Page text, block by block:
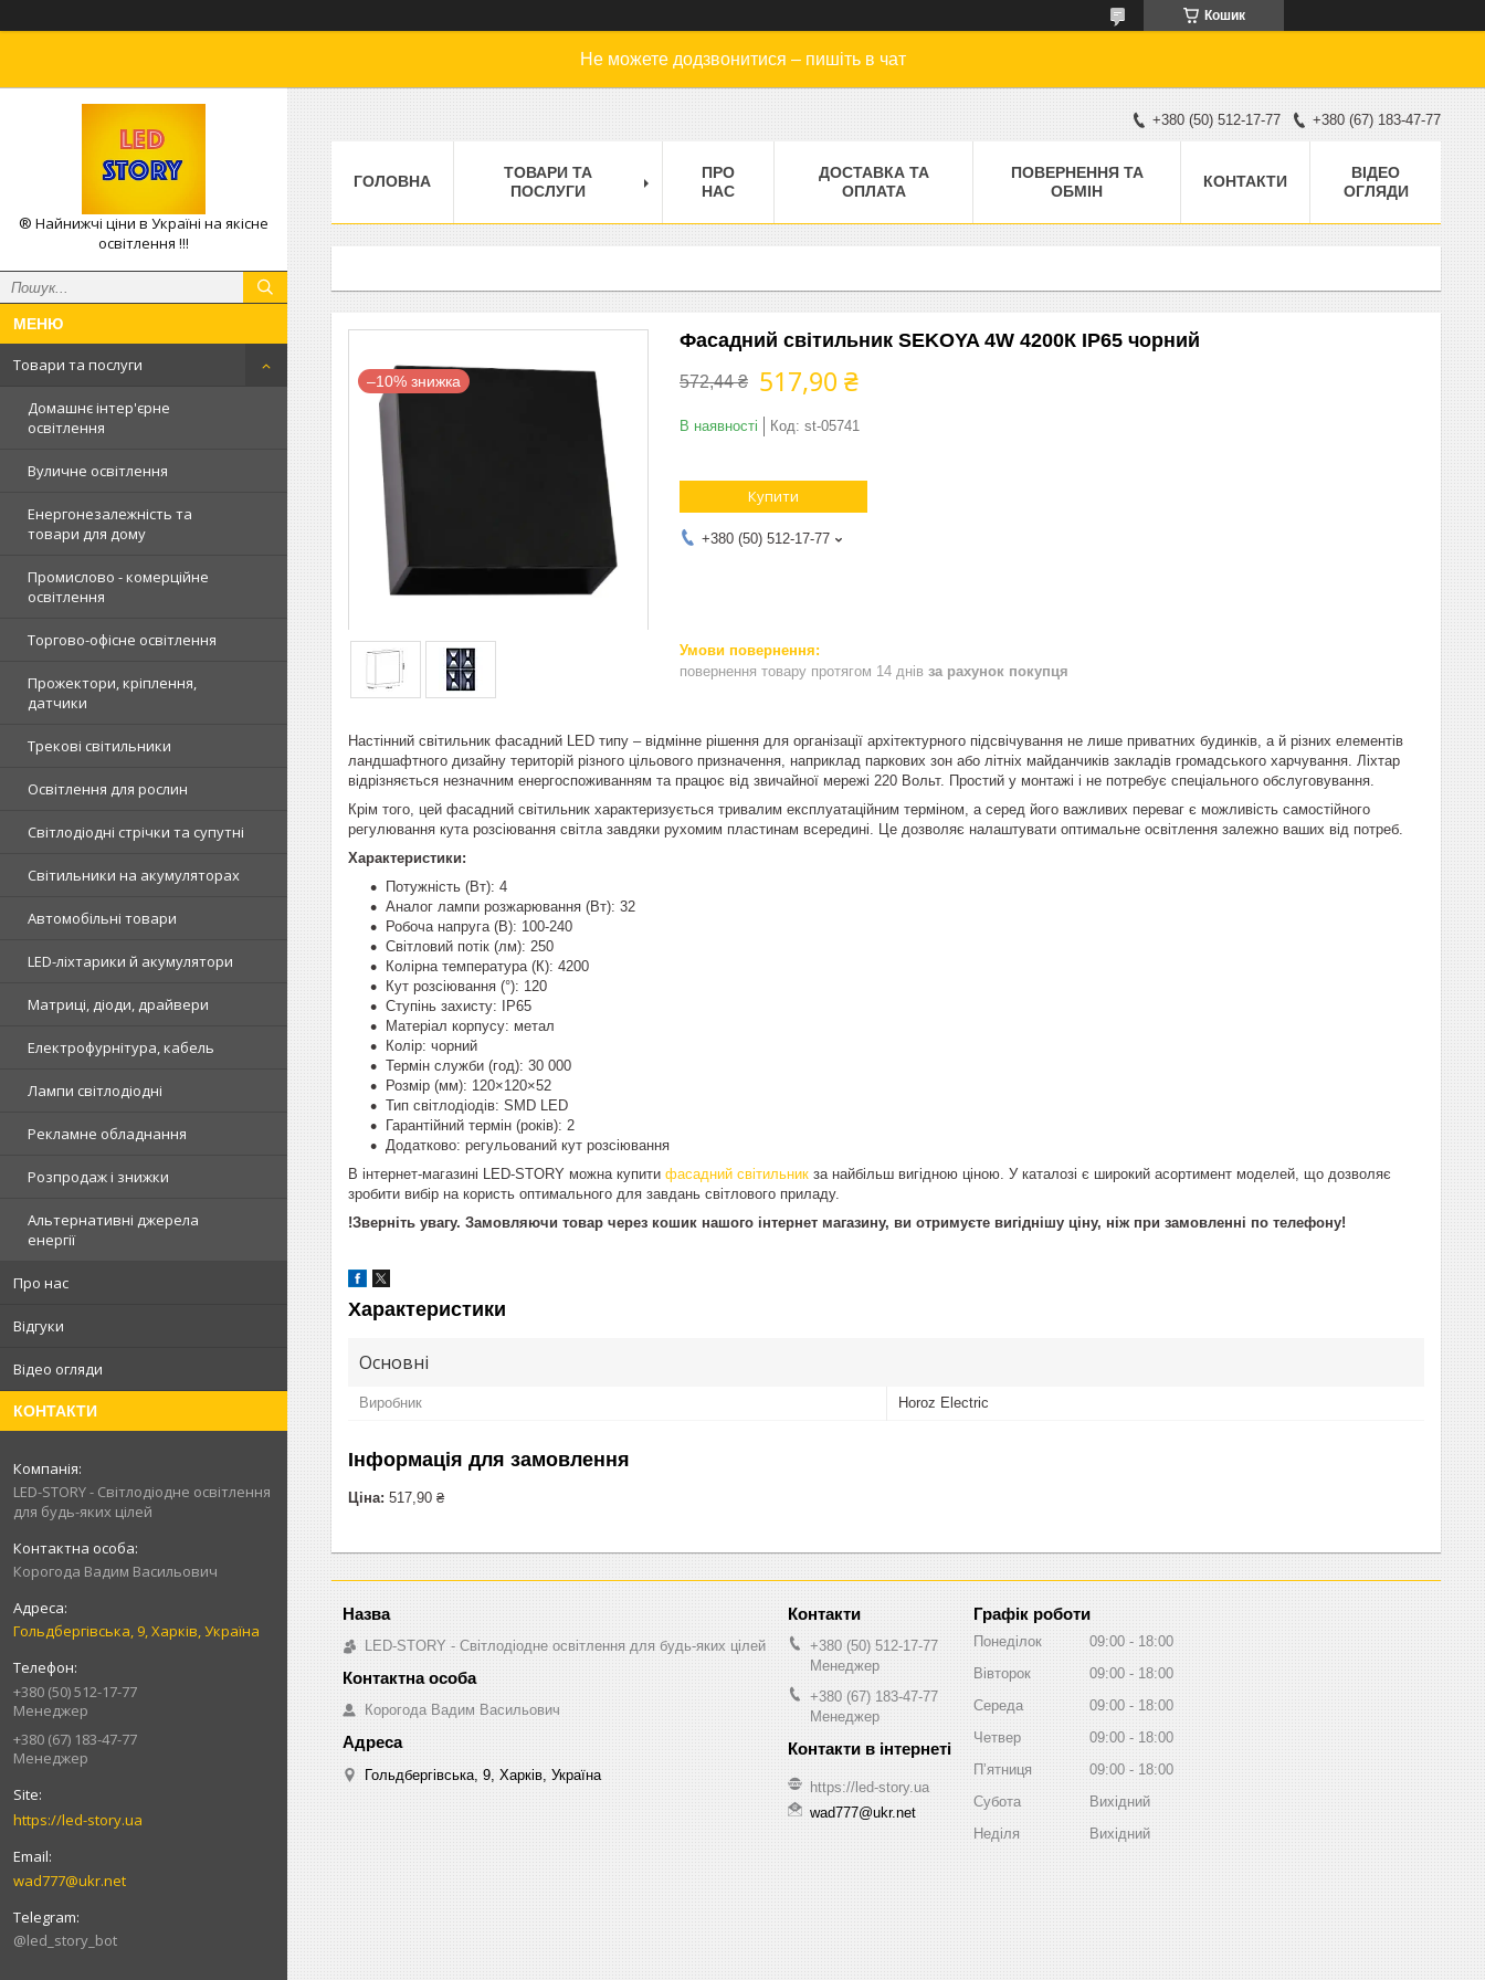
Кошик
Не можете додзвонитися – пишіть в чат
® Найнижчі ціни в Україні на якісне
освітлення !!!
Товари та послуги
Домашнє інтер'єрне
освітлення
Вуличне освітлення
Енергонезалежність та
товари для дому
Промислово - комерційне
освітлення
Торгово-офісне освітлення
Прожектори, кріплення,
датчики
Трекові світильники
Освітлення для рослин
Світлодіодні стрічки та супутні
Світильники на акумуляторах
Автомобільні товари
LED-ліхтарики й акумулятори
Матриці, діоди, драйвери
Електрофурнітура, кабель
Лампи світлодіодні
Рекламне обладнання
Розпродаж і знижки
Альтернативні джерела
енергії
Про нас
Відгуки
Відео огляди
КОНТАКТИ
LED-STORY - Світлодіодне освітлення
для будь-яких цілей
Корогода Вадим Васильович
Гольдбергівська, 9, Харків, Україна
+380 (50) 512-17-77
Менеджер
+380 (67) 183-47-77
Менеджер
https://led-story.ua
wad777@ukr.net
@led_story_bot
+380 (50) 512-17-77 +380 (67) 183-47-77
ГОЛОВНА
ТОВАРИ ТА
ПОСЛУГИ
ПРО
НАС
ДОСТАВКА ТА
ОПЛАТА
ПОВЕРНЕННЯ ТА
ОБМІН
КОНТАКТИ
ВІДЕО
ОГЛЯДИ
–10%
Фасадний світильник SEKOYA 4W 4200К IP65 чорний
572,44 ₴ 517,90 ₴
В наявності Код: st-05741
Купити
+380 (50) 512-17-77
повернення товару протягом 14 днів за рахунок покупця
Настінний світильник фасадний LED типу – відмінне рішення для організації архітектурного підсвічування не лише приватних будинків, а й різних елементів
ландшафтного дизайну територій різного цільового призначення, наприклад паркових зон або літніх майданчиків закладів громадського харчування. Ліхтар
відрізняється незначним енергоспоживанням та працює від звичайної мережі 220 Вольт. Простий у монтажі і не потребує спеціального обслуговування.
Крім того, цей фасадний світильник характеризується тривалим експлуатаційним терміном, а серед його важливих переваг є можливість самостійного
регулювання кута розсіювання світла завдяки рухомим пластинам всередині. Це дозволяє налаштувати оптимальне освітлення залежно ваших від потреб.
Характеристики:
Потужність (Вт): 4
Аналог лампи розжарювання (Вт): 32
Робоча напруга (В): 100-240
Світловий потік (лм): 250
Колірна температура (К): 4200
Кут розсіювання (°): 120
Ступінь захисту: IP65
Матеріал корпусу: метал
Колір: чорний
Термін служби (год): 30 000
Розмір (мм): 120×120×52
Тип світлодіодів: SMD LED
Гарантійний термін (років): 2
Додатково: регульований кут розсіювання
В інтернет-магазині LED-STORY можна купити фасадний світильник за найбільш вигідною ціною. У каталозі є широкий асортимент моделей, що дозволяє
зробити вибір на користь оптимального для завдань світлового приладу.
!Зверніть увагу. Замовляючи товар через кошик нашого інтернет магазину, ви отримуєте вигіднішу ціну, ніж при замовленні по телефону!
Характеристики
Основні
Виробник Horoz Electric
Інформація для замовлення
Ціна: 517,90 ₴
LED-STORY - Світлодіодне освітлення для будь-яких цілей
Корогода Вадим Васильович
Гольдбергівська, 9, Харків, Україна
+380 (50) 512-17-77
Менеджер
+380 (67) 183-47-77
Менеджер
https://led-story.ua
wad777@ukr.net
Графік роботи
Понеділок 09:00
18:00
Вівторок
09:00
18:00
Середа
09:00
18:00
Четвер
09:00
18:00
Пʼятниця
09:00
18:00
Субота
Вихідний
Неділя
Вихідний